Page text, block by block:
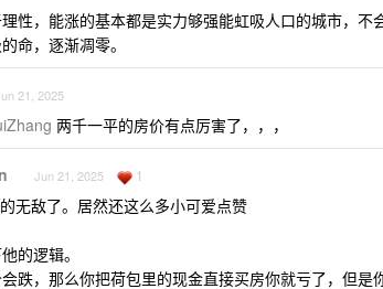
性，能涨的基本都是实力够强能虹吸人口的城市，
命，逐渐凋零。
21, 2025
两千一平的房价有点厉害了，，，
Jun 21, 2025 1
无敌了。居然还这么多小可爱点赞
的逻辑。
跌，那么你把荷包里的现金直接买房你就亏了，但